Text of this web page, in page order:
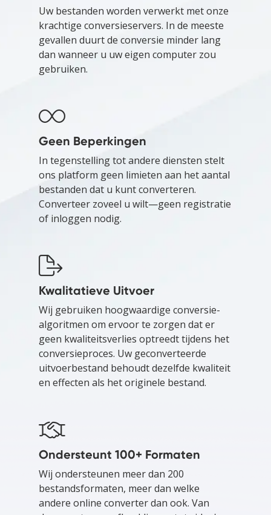
Uw bestanden worden verwerkt met onze
krachtige conversieservers. In de meeste
gevallen duurt de conversie minder lang
dan wanneer u uw eigen computer zou
gebruiken.
Geen Beperkingen
In tegenstelling tot andere diensten stelt
ons platform geen limieten aan het aantal
bestanden dat u kunt converteren.
Converteer zoveel u wilt—geen registratie
of inloggen nodig.
Kwalitatieve Uitvoer
Wij gebruiken hoogwaardige conversie-
algoritmen om ervoor te zorgen dat er
geen kwaliteitsverlies optreedt tijdens het
conversieproces. Uw geconverteerde
uitvoerbestand behoudt dezelfde kwaliteit
en effecten als het originele bestand.
Ondersteunt 100+ Formaten
Wij ondersteunen meer dan 200
bestandsformaten, meer dan welke
andere online converter dan ook. Van